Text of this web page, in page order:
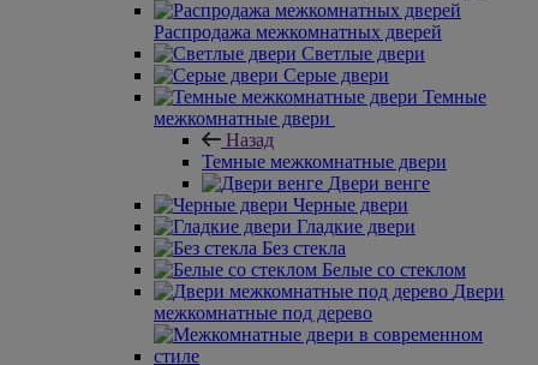
Распродажа межкомнатных дверей
Светлые двери
Серые двери
Темные
межкомнатные двери
Назад
Темные межкомнатные двери
Двери венге
Черные двери
Гладкие двери
Без стекла
Белые со стеклом
Двери
межкомнатные под дерево